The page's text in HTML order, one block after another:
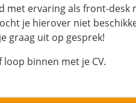
met ervaring als front-
je hierover niet
graag uit op gesprek!
binnen met je CV.